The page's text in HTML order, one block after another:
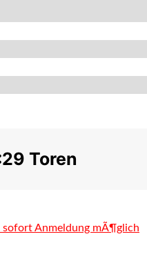
Toren
sofort Anmeldung mÃ¶glich